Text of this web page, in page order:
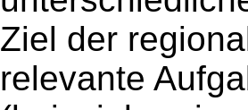
Ziel der
relevante